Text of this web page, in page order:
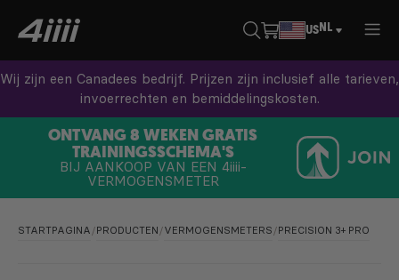
Wij zijn een Canadees bedrijf. Prijzen zijn inclusief alle tarieven,
invoerrechten en bemiddelingskosten.
ONTVANG 8 WEKEN GRATIS
TRAININGSSCHEMA'S
BIJ AANKOOP VAN EEN 4iiii-
VERMOGENSMETER
US NL
STARTPAGINA /PRODUCTEN /VERMOGENSMETERS /PRECISION 3+ PRO